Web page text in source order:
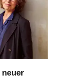
neuer